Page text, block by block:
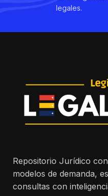
legales.
Repositorio Jurídico
modelos de demanda,
consultas con